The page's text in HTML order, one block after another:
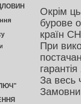
Окрім
бурове
країн
При
гарантія
За весь